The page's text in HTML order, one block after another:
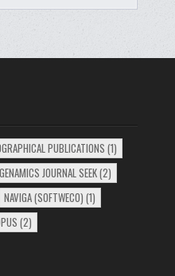
PUBLICATIONS(1)
GENAMICS JOURNAL SEEK(2)
NAVIGA (SOFTWECO) (1)
(2)